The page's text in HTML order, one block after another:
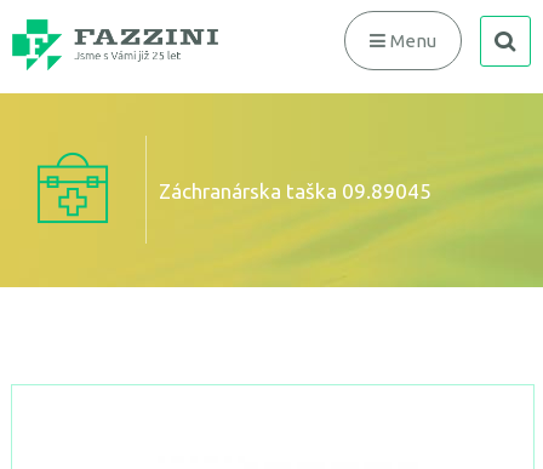
Menu
Záchranárska taška 09.89045